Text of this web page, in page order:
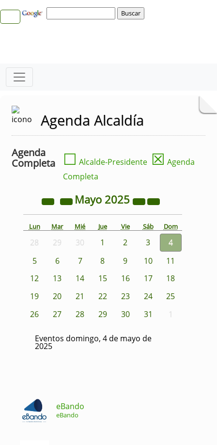
Agenda Alcaldía
Agenda
Completa
☐ Alcalde-Presidente ☒ Agenda
Completa
Mayo 2025
Lun Mar Mié Jue Vie Sáb Dom
28 29 30 1 2 3
4
5
6 7 8 9 10
11
12
13 14 15 16 17
18
19
20 21 22 23 24
25
26
27 28 29 30 31 1
Eventos domingo, 4 de mayo de
2025
eBando
eBando